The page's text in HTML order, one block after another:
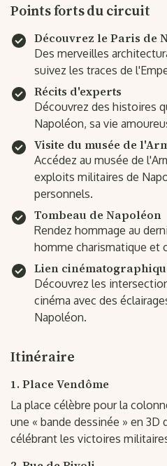
Points forts du circuit
Découvrez le Paris de
Des merveilles
suivez les traces de
Récits d'experts
Découvrez des histoires
Napoléon, sa vie
Visite du musée de
Accédez au musée de
exploits militaires de
personnels.
Tombeau de Napoléon
Rendez hommage au
homme charismatique et
Lien
Découvrez les
cinéma avec des
Napoléon.
Itinéraire
1. Place Vendôme
La place célèbre pour la
une « bande dessinée » en 3D
célébrant les victoires